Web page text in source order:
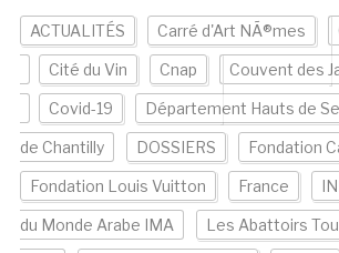
ACTUALITÉS Carré d'Art NÃ®mes
Cité du Vin Cnap Couvent des
Covid-19 Département Hauts de
de Chantilly DOSSIERS Fondation
Fondation Louis Vuitton France
du Monde Arabe IMA Les Abattoirs